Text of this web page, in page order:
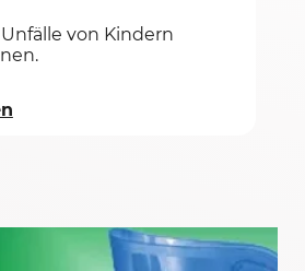
von Kindern